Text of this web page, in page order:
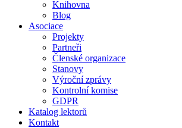
Knihovna
Blog
Asociace
Projekty
Partneři
Členské organizace
Stanovy
Výroční zprávy
Kontrolní komise
GDPR
Katalog lektorů
Kontakt